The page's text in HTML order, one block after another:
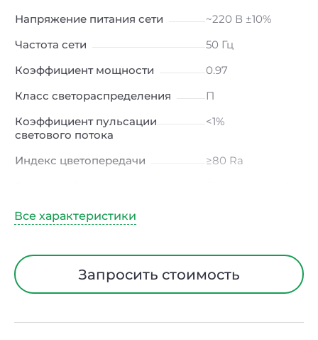
Напряжение питания сети
~220 В ±10%
Частота сети
50 Гц
Коэффициент мощности
0.97
Класс светораспределения
П
Коэффициент пульсации
светового потока
<1%
Индекс цветопередачи
≥80 Ra
Угол рассеивания
Диапазон рабочих
температурЗапросить стоимость